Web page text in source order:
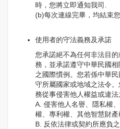
時，您將立即通知我司.
(b)每次連線完畢，均結束您
使用者的守法義務及承諾
您承諾絕不為任何非法目
務，並承諾遵守中華民國
之國際慣例。您若係中華
守所屬國家或地域之法令
務從事侵害他人權益或違法
A. 侵害他人名譽、隱私權
權、專利權、其他智慧財產
B. 反依法律或契約所應負